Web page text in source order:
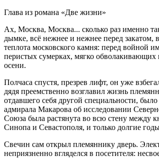
Глава из романа «Две жизни»
Ах, Москва, Москва... сколько раз именно
дымке, всё нежнее и нежнее перед закатом,
теплота московского камня: перед
перистых сумерках, мягко обволакивающих
осени.
Полчаса спустя, презрев лифт, он уже
дядя преемственно возглавил жизнь
отдавшего себя другой специальности,
адмирала Макарова об исследовании
Союза была растянута во всю стену между
Синопа и Севастополя, и только долгие
Свечин сам открыл племяннику дверь.
неприязненно вгляделся в посетителя: